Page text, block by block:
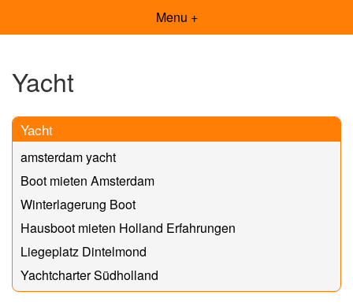
Menu +
Yacht
Yacht
amsterdam yacht
Boot mieten Amsterdam
Winterlagerung Boot
Hausboot mieten Holland Erfahrungen
Liegeplatz Dintelmond
Yachtcharter Südholland